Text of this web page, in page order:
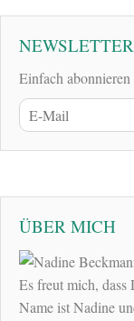
NEWSLETTER
Einfach
ÜBER MICH
Es freut mich, dass
Name ist Nadine